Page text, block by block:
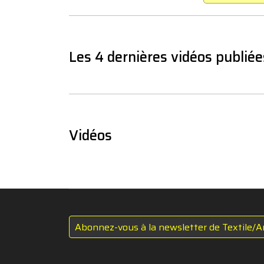
Les 4 dernières vidéos
Vidéos
Abonnez-vous à la newsletter de Textile/